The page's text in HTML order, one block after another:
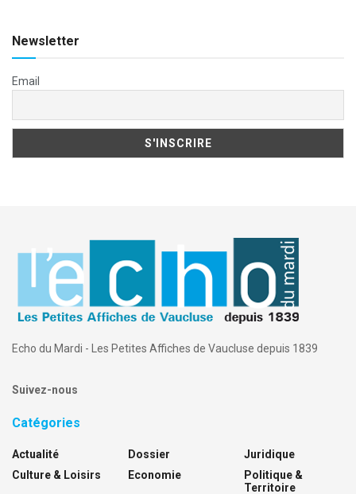
Newsletter
Email
Echo du Mardi - Les Petites Affiches de Vaucluse depuis 1839
Suivez-nous
Catégories
Actualité
Culture & Loisirs
Dossier
Economie
Juridique
Politique &
Territoire